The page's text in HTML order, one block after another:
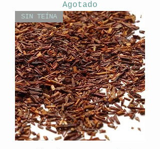
Agotado
SIN TEÍNA